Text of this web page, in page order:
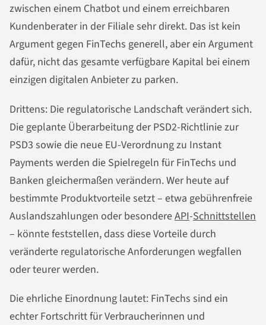
zwischen einem Chatbot und einem erreichbaren
Kundenberater in der Filiale sehr direkt. Das ist kein
Argument gegen FinTechs generell, aber ein Argument
dafür, nicht das gesamte verfügbare Kapital bei einem
einzigen digitalen Anbieter zu parken.
Drittens: Die regulatorische Landschaft verändert sich.
Die geplante Überarbeitung der PSD2-Richtlinie zur
PSD3 sowie die neue EU-Verordnung zu Instant
Payments werden die Spielregeln für FinTechs und
Banken gleichermaßen verändern. Wer heute auf
bestimmte Produktvorteile setzt – etwa gebührenfreie
Auslandszahlungen oder besondereAPI-Schnittstellen
– könnte feststellen, dass diese Vorteile durch
veränderte regulatorische Anforderungen wegfallen
oder teurer werden.
Die ehrliche Einordnung lautet: FinTechs sind ein
echter Fortschritt für Verbraucherinnen und